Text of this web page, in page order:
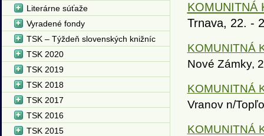
KOMUNITNÁ
Trnava, 22. -
KOMUNITNÁ
Nové Zámky,
KOMUNITNÁ
Vranov n/
KOMUNITNÁ
Literárne súťaže
Vyradené fondy
TSK – Týždeň slovenských knižníc
TSK 2020
TSK 2019
TSK 2018
TSK 2017
TSK 2016
TSK 2015